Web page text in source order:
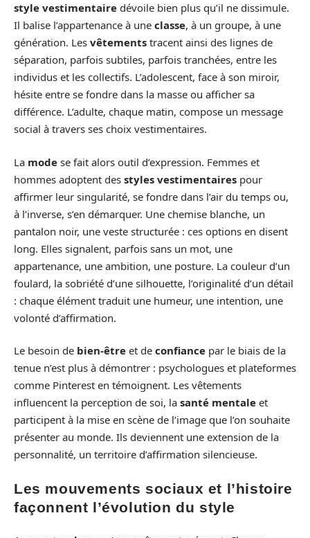
style vestimentaire dévoile bien plus qu’il ne dissimule.
Il balise l’appartenance à une classe, à un groupe, à une
génération. Les vêtements tracent ainsi des lignes de
séparation, parfois subtiles, parfois tranchées, entre les
individus et les collectifs. L’adolescent, face à son miroir,
hésite entre se fondre dans la masse ou afficher sa
différence. L’adulte, chaque matin, compose un message
social à travers ses choix vestimentaires.
La mode se fait alors outil d’expression. Femmes et
hommes adoptent des styles vestimentaires pour
affirmer leur singularité, se fondre dans l’air du temps ou,
à l’inverse, s’en démarquer. Une chemise blanche, un
pantalon noir, une veste structurée : ces options en disent
long. Elles signalent, parfois sans un mot, une
appartenance, une ambition, une posture. La couleur d’un
foulard, la sobriété d’une silhouette, l’originalité d’un détail
: chaque élément traduit une humeur, une intention, une
volonté d’affirmation.
Le besoin de bien-être et de confiance par le biais de la
tenue n’est plus à démontrer : psychologues et plateformes
comme Pinterest en témoignent. Les vêtements
influencent la perception de soi, la santé mentale et
participent à la mise en scène de l’image que l’on souhaite
présenter au monde. Ils deviennent une extension de la
personnalité, un territoire d’affirmation silencieuse.
Les mouvements sociaux et l’histoire
façonnent l’évolution du style